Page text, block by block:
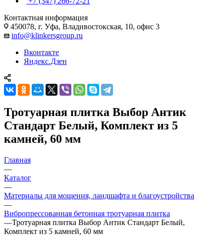
Контактная информация
450078, г. Уфа, Владивостокская, 10, офис 3
info@klinkersgroup.ru
Вконтакте
Яндекс.Дзен
Тротуарная плитка Выбор Антик
Стандарт Белый, Комплект из 5
камней, 60 мм
Главная
—
Каталог
—
Материалы для мощения, ландшафта и благоустройства
—
Вибропрессованная бетонная тротуарная плитка
—Тротуарная плитка Выбор Антик Стандарт Белый,
Комплект из 5 камней, 60 мм